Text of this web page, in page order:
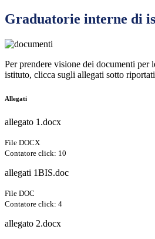
Graduatorie interne di
Per prendere visione dei documenti per
istituto, clicca sugli allegati sotto
Allegati
allegato 1.docx
File DOCX
Contatore click: 10
allegati 1BIS.doc
File DOC
Contatore click: 4
allegato 2.docx